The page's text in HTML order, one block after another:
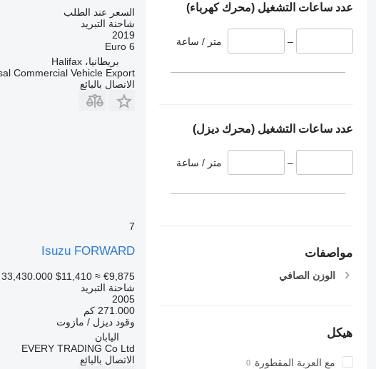
عدد ساعات التشغيل (محرك كهرباء)
– متر / ساعة
عدد ساعات التشغيل (محرك ديزل)
– متر / ساعة
مواصفات
الوزن الصافي
هيكل
مع العربة المقطورة
السعر عند الطلب
شاحنة التبريد
2019
Euro 6
بريطانيا، Halifax
Commercial Vehicle Export
الاتصال بالبائع
7
Isuzu FORWARD
$11,410 ≈ €9,875
شاحنة التبريد
2005
271.000 كم
وقود ديزل / مازوت
اليابان
EVERY TRADING Co Ltd
الاتصال بالبائع